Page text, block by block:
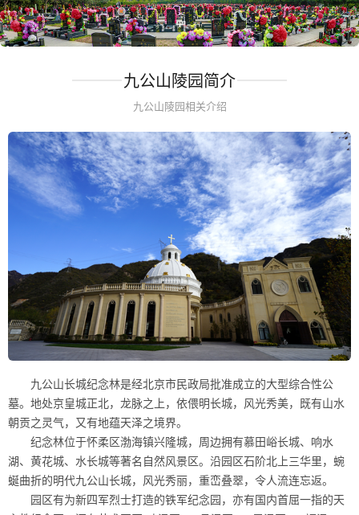
九公山陵园简介
九公山陵园相关介绍
九公山长城纪念林是经北京市民政局批准成立的大型综合性公
墓。地处京皇城正北，龙脉之上，依偎明长城，风光秀美，既有山水
朝贡之灵气，又有地蕴天泽之境界。
纪念林位于怀柔区渤海镇兴隆城，周边拥有慕田峪长城、响水
湖、黄花城、水长城等著名自然风景区。沿园区石阶北上三华里，蜿
蜒曲折的明代九公山长城，风光秀丽，重峦叠翠，令人流连忘返。
园区有为新四军烈士打造的铁军纪念园，亦有国内首屈一指的天